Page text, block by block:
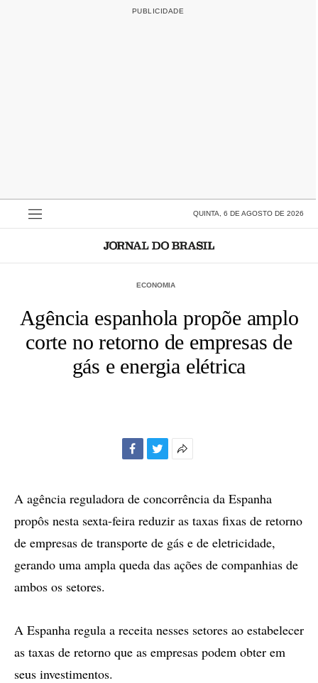
QUINTA, 6 DE AGOSTO DE 2026
ECONOMIA
Agência espanhola propõe amplo
corte no retorno de empresas de
gás e energia elétrica
compartilhamento
A agência reguladora de concorrência da Espanha
propôs nesta sexta-feira reduzir as taxas fixas de retorno
de empresas de transporte de gás e de eletricidade,
gerando uma ampla queda das ações de companhias de
ambos os setores.
A Espanha regula a receita nesses setores ao estabelecer
as taxas de retorno que as empresas podem obter em
seus investimentos.